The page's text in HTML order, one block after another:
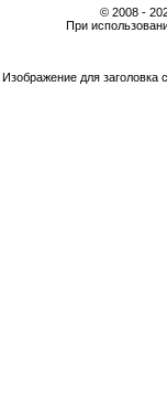
© 2008 -
При
Изображение для